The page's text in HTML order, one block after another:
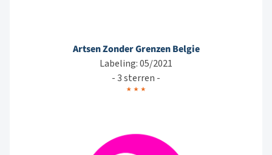
Artsen Zonder Grenzen Belgie
Labeling: 05/2021
- 3 sterren -